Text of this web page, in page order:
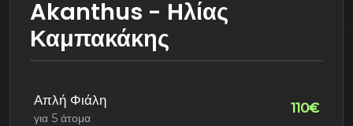
Akanthus - Ηλίας
Καμπακάκης
Απλή Φιάλη
για 5 άτομα
110€